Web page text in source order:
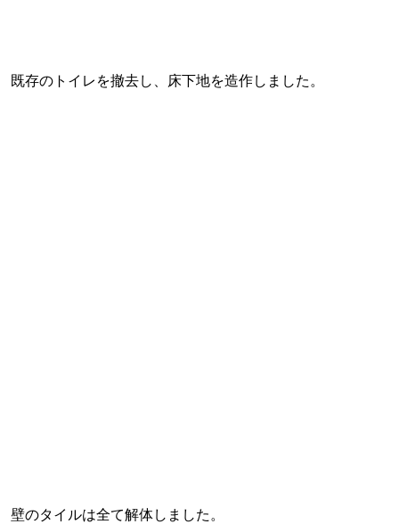
既存のトイレを撤去し、床下地を造作しました。
壁のタイルは全て解体しました。